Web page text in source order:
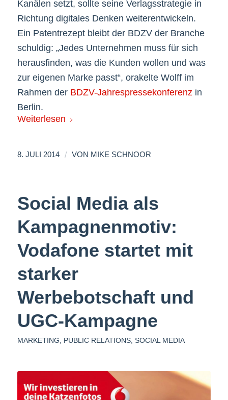
Kanälen setzt, sollte seine Verlagsstrategie in
Richtung digitales Denken weiterentwickeln.
Ein Patentrezept bleibt der BDZV der Branche
schuldig: „Jedes Unternehmen muss für sich
herausfinden, was die Kunden wollen und was
zur eigenen Marke passt“, orakelte Wolff im
Rahmen der BDZV-Jahrespressekonferenz in
Berlin.
Weiterlesen
8. JULI 2014 / VON MIKE SCHNOOR
Social Media als
Kampagnenmotiv:
Vodafone startet mit
starker
Werbebotschaft und
UGC-Kampagne
MARKETING PUBLIC RELATIONS, SOCIAL MEDIA